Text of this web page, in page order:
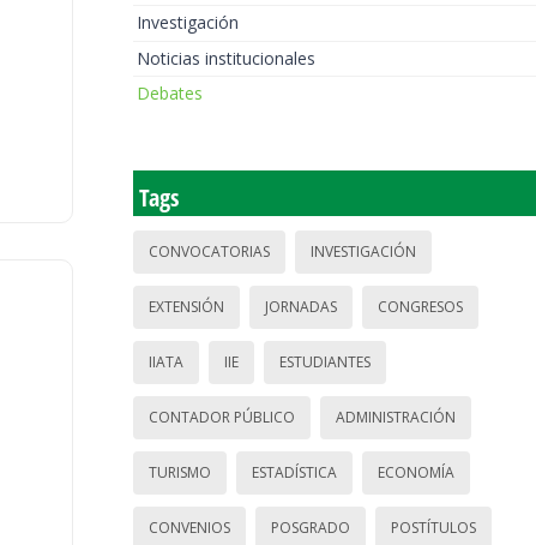
Investigación
Noticias institucionales
Debates
Tags
CONVOCATORIAS INVESTIGACIÓN
EXTENSIÓN JORNADAS CONGRESOS
IIATA IIE ESTUDIANTES
CONTADOR PÚBLICO ADMINISTRACIÓN
TURISMO ESTADÍSTICA ECONOMÍA
CONVENIOS POSGRADO POSTÍTULOS